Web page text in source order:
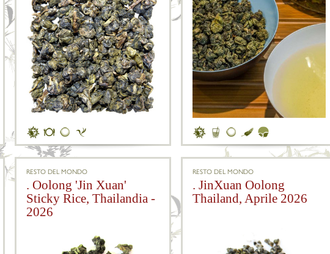
RESTO DEL MONDO
. Oolong 'Jin Xuan'
Sticky Rice, Thailandia -
2026
RESTO DEL MONDO
. JinXuan Oolong
Thailand, Aprile 2026